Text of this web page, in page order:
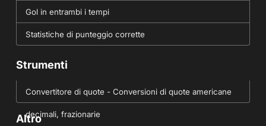
Gol in entrambi i tempi
Statistiche di punteggio corrette
Strumenti
Convertitore di quote - Conversioni di quote americane
decimali, frazionarie
Altro